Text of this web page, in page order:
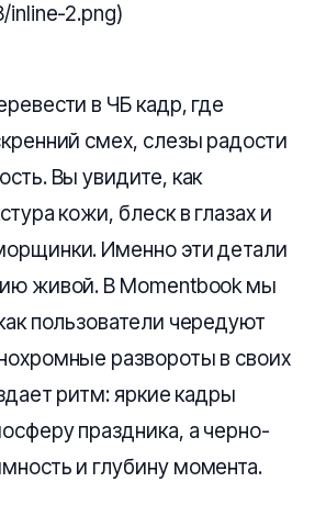
inline-2.png)
в ЧБ кадр, где
смех, слезы радости
Вы увидите, как
кожи, блеск в глазах и
Именно эти детали
живой. В Momentbook мы
пользователи чередуют
развороты в своих
ритм: яркие кадры
праздника, а черно-
и глубину момента.